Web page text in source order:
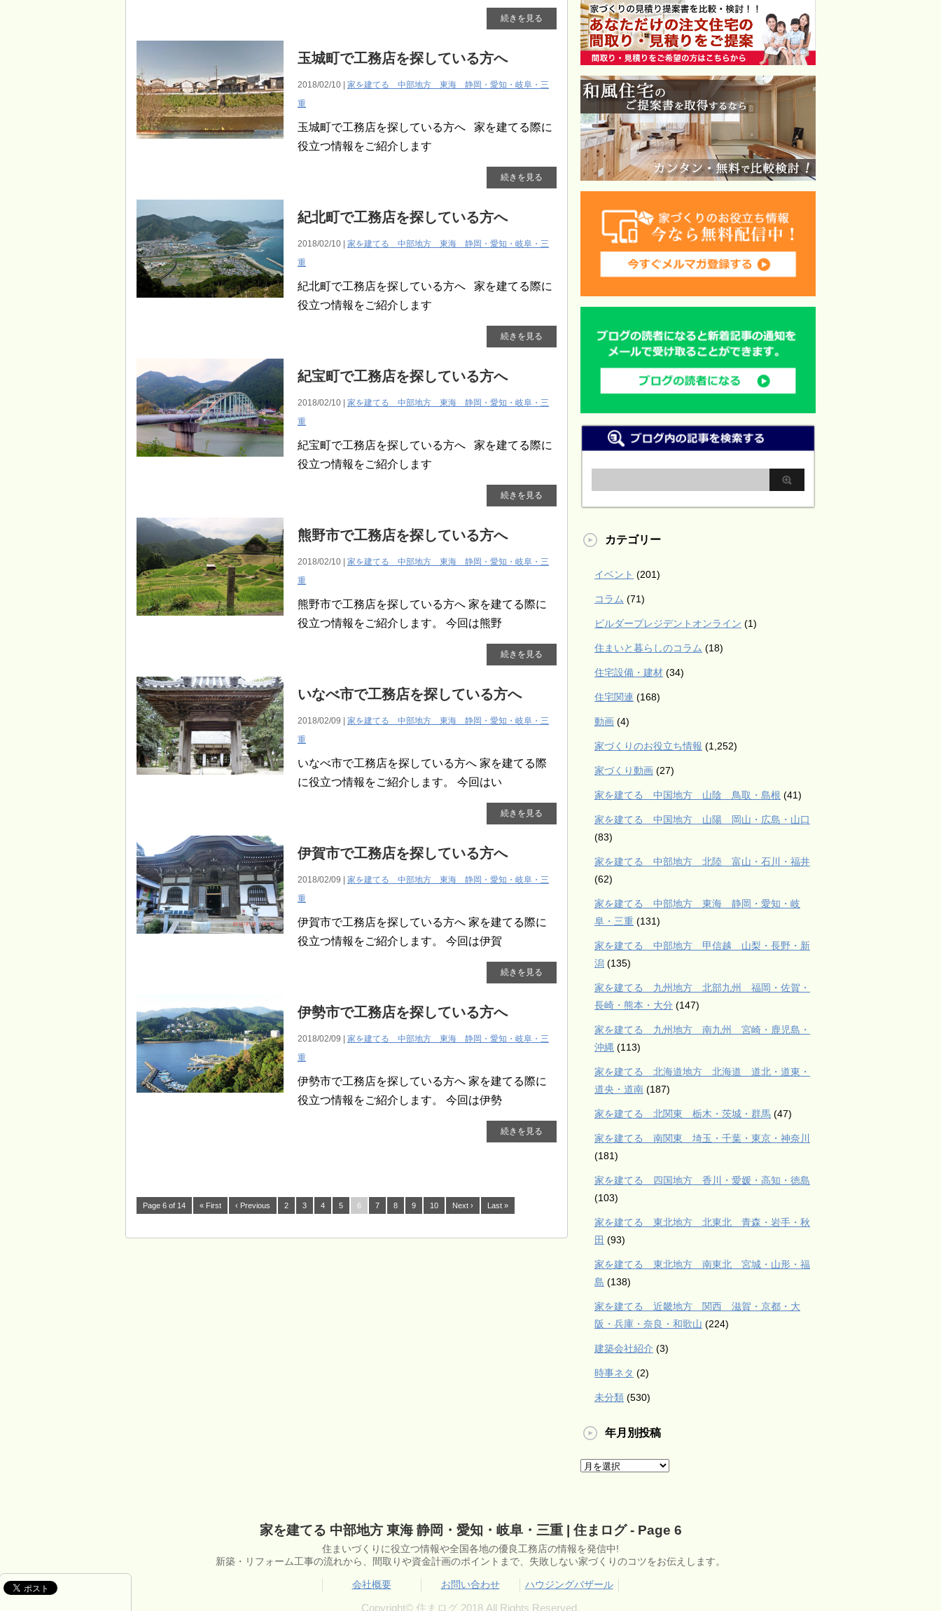
続きを見る
玉城町で工務店を探している方へ
2018/02/10 | 家を建てる 中部地方 東海 静岡・愛知・岐阜・三
重
玉城町で工務店を探している方へ 家を建てる際に
役立つ情報をご紹介します
続きを見る
紀北町で工務店を探している方へ
2018/02/10 | 家を建てる 中部地方 東海 静岡・愛知・岐阜・三
重
紀北町で工務店を探している方へ 家を建てる際に
役立つ情報をご紹介します
続きを見る
紀宝町で工務店を探している方へ
2018/02/10 | 家を建てる 中部地方 東海 静岡・愛知・岐阜・三
重
紀宝町で工務店を探している方へ 家を建てる際に
役立つ情報をご紹介します
続きを見る
熊野市で工務店を探している方へ
2018/02/10 | 家を建てる 中部地方 東海 静岡・愛知・岐阜・三
重
熊野市で工務店を探している方へ 家を建てる際に
役立つ情報をご紹介します。 今回は熊野
続きを見る
いなべ市で工務店を探している方へ
2018/02/09 | 家を建てる 中部地方 東海 静岡・愛知・岐阜・三
重
いなべ市で工務店を探している方へ 家を建てる際
に役立つ情報をご紹介します。 今回はい
続きを見る
伊賀市で工務店を探している方へ
2018/02/09 | 家を建てる 中部地方 東海 静岡・愛知・岐阜・三
重
伊賀市で工務店を探している方へ 家を建てる際に
役立つ情報をご紹介します。 今回は伊賀
続きを見る
伊勢市で工務店を探している方へ
2018/02/09 | 家を建てる 中部地方 東海 静岡・愛知・岐阜・三
重
伊勢市で工務店を探している方へ 家を建てる際に
役立つ情報をご紹介します。 今回は伊勢
続きを見る
Page 6 of 14 « First ‹ Previous 2 3 4 5 6 7 8 9 10 Next › Last »
カテゴリー
イベント (201)
コラム (71)
ビルダープレジデントオンライン (1)
住まいと暮らしのコラム (18)
住宅設備・建材 (34)
住宅関連 (168)
動画 (4)
家づくりのお役立ち情報 (1,252)
家づくり動画 (27)
家を建てる 中国地方 山陰 鳥取・島根 (41)
家を建てる 中国地方 山陽 岡山・広島・山口
(83)
家を建てる 中部地方 北陸 富山・石川・福井
(62)
家を建てる 中部地方 東海 静岡・愛知・岐
阜・三重 (131)
家を建てる 中部地方 甲信越 山梨・長野・新
潟 (135)
家を建てる 九州地方 北部九州 福岡・佐賀・
長崎・熊本・大分 (147)
家を建てる 九州地方 南九州 宮崎・鹿児島・
沖縄 (113)
家を建てる 北海道地方 北海道 道北・道東・
道央・道南 (187)
家を建てる 北関東 栃木・茨城・群馬 (47)
家を建てる 南関東 埼玉・千葉・東京・神奈川
(181)
家を建てる 四国地方 香川・愛媛・高知・徳島
(103)
家を建てる 東北地方 北東北 青森・岩手・秋
田 (93)
家を建てる 東北地方 南東北 宮城・山形・福
島 (138)
家を建てる 近畿地方 関西 滋賀・京都・大
阪・兵庫・奈良・和歌山 (224)
建築会社紹介 (3)
時事ネタ (2)
未分類 (530)
年月別投稿
家を建てる 中部地方 東海 静岡・愛知・岐阜・三重 | 住まログ - Page 6
住まいづくりに役立つ情報や全国各地の優良工務店の情報を発信中!
新築・リフォーム工事の流れから、間取りや資金計画のポイントまで、失敗しない家づくりのコツをお伝えします。
会社概要 お問い合わせ ハウジングバザール
Copyright© 住まログ 2018 All Rights Reserved.